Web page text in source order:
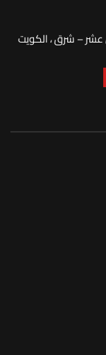
عشر – شرق ، الكويت